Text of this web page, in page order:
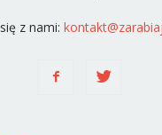
z nami: